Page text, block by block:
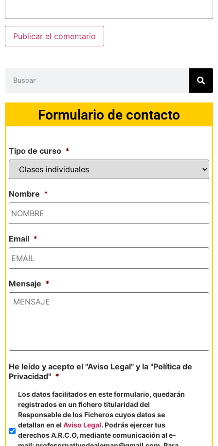
Formulario de contacto
Tipo de curso *
Nombre *
Email *
Mensaje *
He leído y acepto el "Aviso Legal" y la "Política de
Privacidad" *
Los datos facilitados en este formulario, quedarán
registrados en un fichero titularidad del
Responsable de los Ficheros cuyos datos se
detallan en el Aviso Legal. Podrás ejercer tus
derechos A.R.C.O, mediante comunicación al e-